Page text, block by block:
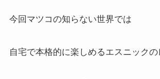
今回マツコの知らない世界では
自宅で本格的に楽しめるエスニック